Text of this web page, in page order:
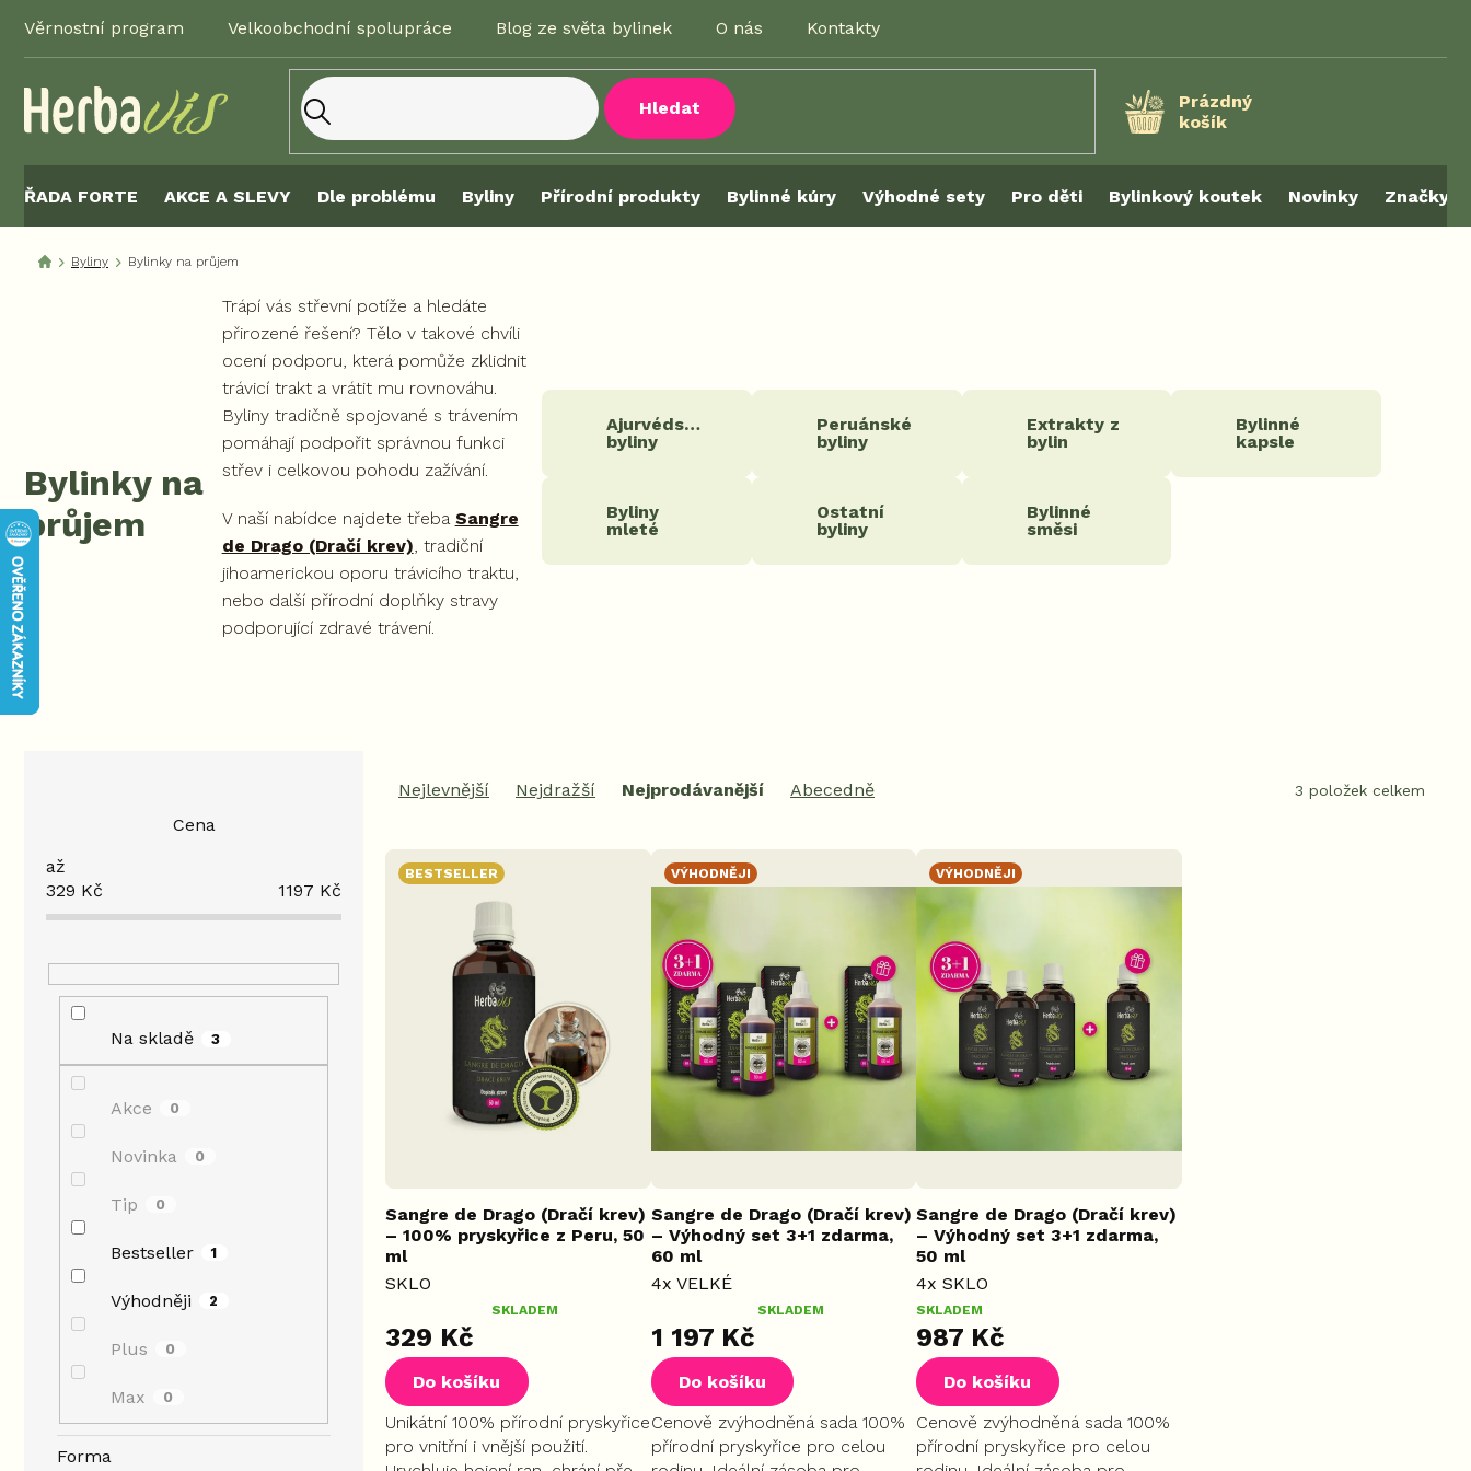
obsah
Věrnostní program Velkoobchodní spolupráce Blog ze světa bylinek O nás Kontakty
Hledat
NÁKUPNÍ
Prázdný
košík
ŘADA FORTE AKCE A SLEVY Dle problému Byliny Přírodní produkty Bylinné kúry Výhodné sety Pro děti Bylinkový koutek Novinky Značky
Byliny Bylinky na průjem
Bylinky na
průjem
Trápí vás střevní potíže a hledáte
přirozené řešení? Tělo v takové chvíli
ocení podporu, která pomůže zklidnit
trávicí trakt a vrátit mu rovnováhu.
Byliny tradičně spojované s trávením
pomáhají podpořit správnou funkci
střev i celkovou pohodu zažívání.
V naší nabídce najdete třeba Sangre
de Drago (Dračí krev), tradiční
jihoamerickou oporu trávicího traktu,
nebo další přírodní doplňky stravy
podporující zdravé trávení.
Ajurvédské
byliny
Peruánské
byliny
Extrakty z
bylin
Bylinné
kapsle
Byliny
mleté
Ostatní
byliny
Bylinné
směsi
Cena
329 Kč 1197 Kč
Na skladě 3
Akce 0
Novinka 0
Tip 0
Bestseller 1
Výhodněji 2
Plus 0
Max 0
Forma
n
Nejlevnější Nejdražší Nejprodávanější Abecedně 3 položek celkem
BESTSELLER
Sangre de Drago (Dračí krev)
– 100% pryskyřice z Peru, 50
ml
SKLO
hodnocení
produktu
je
5,0
z
5
SKLADEM
329 Kč
Do košíku
Unikátní 100% přírodní pryskyřice
pro vnitřní i vnější použití.
VÝHODNĚJI
Sangre de Drago (Dračí krev)
– Výhodný set 3+1 zdarma,
60 ml
4x VELKÉ
hodnocení
produktu
je
5,0
z
5
SKLADEM
1 197 Kč
Do košíku
Cenově zvýhodněná sada 100%
přírodní pryskyřice pro celou
VÝHODNĚJI
Sangre de Drago (Dračí krev)
– Výhodný set 3+1 zdarma,
50 ml
4x SKLO
SKLADEM
987 Kč
Do košíku
Cenově zvýhodněná sada 100%
přírodní pryskyřice pro celou